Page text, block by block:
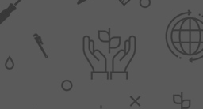
Kleppen
Luchtverwarmers -